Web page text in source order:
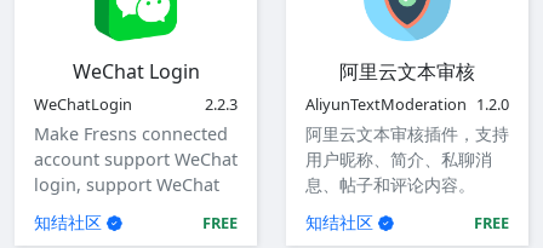
WeChat Login
WeChatLogin 2.2.3
Make Fresns connected
account support WeChat
login, support WeChat
login for website, mini
program, iOS app,
知结社区 FREE
阿里云文本审核
AliyunTextModeration 1.2.0
阿里云文本审核插件，支持
用户昵称、简介、私聊消
息、帖子和评论内容。
知结社区
FREE